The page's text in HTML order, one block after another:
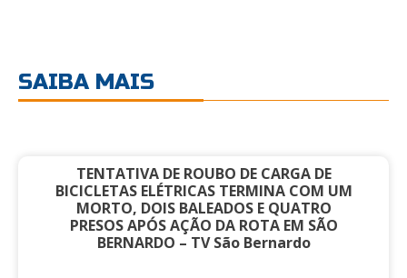
SAIBA MAIS
TENTATIVA DE ROUBO DE CARGA DE
BICICLETAS ELÉTRICAS TERMINA COM UM
MORTO, DOIS BALEADOS E QUATRO
PRESOS APÓS AÇÃO DA ROTA EM SÃO
BERNARDO – TV São Bernardo